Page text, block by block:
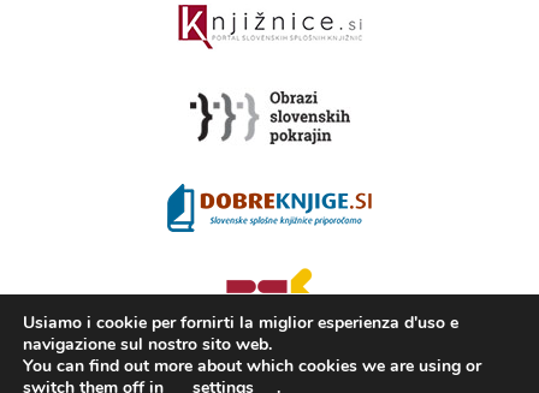
Usiamo i cookie per fornirti la miglior esperienza d'uso e
navigazione sul nostro sito web.
You can find out more about which cookies we are using or
switch them off in
settings .